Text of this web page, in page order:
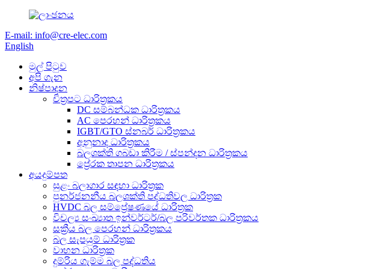
E-mail: info@cre-elec.com
English
මුල් පිටුව
අපි ගැන
නිෂ්පාදන
චිත්‍රපට ධාරිත්‍රකය
DC සම්බන්ධක ධාරිත්‍රකය
AC පෙරහන් ධාරිත්‍රකය
IGBT/GTO ස්නබර් ධාරිත්‍රකය
අනුනාද ධාරිත්‍රකය
බලශක්ති ගබඩා කිරීම / ස්පන්දන ධාරිත්‍රකය
ප්‍රේරක තාපන ධාරිත්‍රකය
අයදුම්පත
සුළං බලාගාර සඳහා ධාරිත්‍රක
පුනර්ජනනීය බලශක්ති පද්ධතිවල ධාරිත්‍රක
HVDC බල සම්ප්‍රේෂණයේ ධාරිත්‍රක
විචල්‍ය සංඛ්‍යාත ඉන්වර්ටර්/බල පරිවර්තක ධාරිත්‍රකය
සක්‍රීය බල පෙරහන් ධාරිත්‍රකය
බල සැපයුම් ධාරිත්‍රක
වාහන ධාරිත්‍රක
දුම්රිය ගැම්ම බල පද්ධතිය